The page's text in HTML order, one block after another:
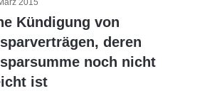
2015
Kündigung von
deren
noch nicht
ist